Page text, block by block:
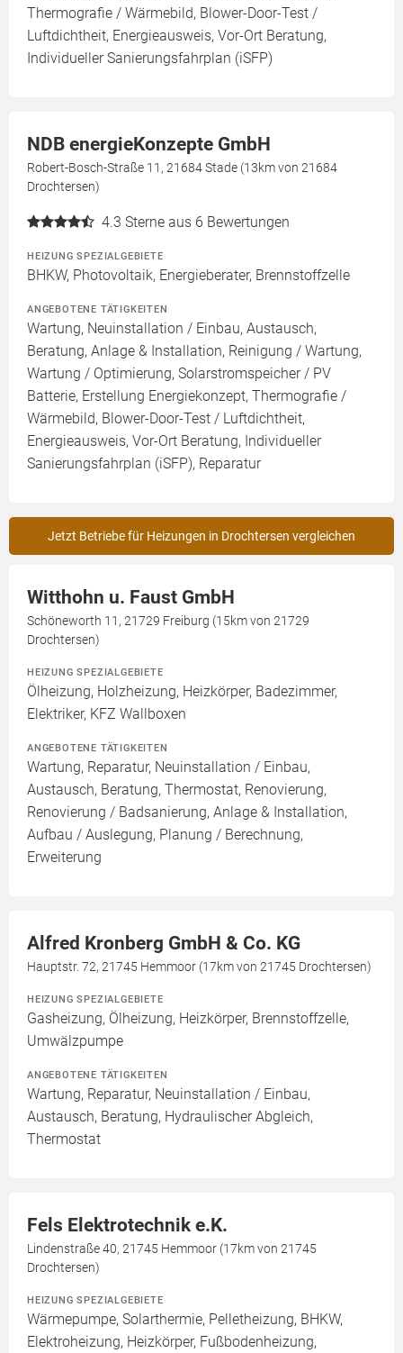
Thermografie / Wärmebild, Blower-Door-Test /
Luftdichtheit, Energieausweis, Vor-Ort Beratung,
Individueller Sanierungsfahrplan (iSFP)
NDB energieKonzepte GmbH
Robert-Bosch-Straße 11, 21684 Stade (13km von 21684
Drochtersen)
4.3 Sterne aus 6 Bewertungen
HEIZUNG SPEZIALGEBIETE
BHKW, Photovoltaik, Energieberater, Brennstoffzelle
ANGEBOTENE TÄTIGKEITEN
Wartung, Neuinstallation / Einbau, Austausch,
Beratung, Anlage & Installation, Reinigung / Wartung,
Wartung / Optimierung, Solarstromspeicher / PV
Batterie, Erstellung Energiekonzept, Thermografie /
Wärmebild, Blower-Door-Test / Luftdichtheit,
Energieausweis, Vor-Ort Beratung, Individueller
Sanierungsfahrplan (iSFP), Reparatur
Jetzt Betriebe für Heizungen in Drochtersen vergleichen
Witthohn u. Faust GmbH
Schöneworth 11, 21729 Freiburg (15km von 21729
Drochtersen)
HEIZUNG SPEZIALGEBIETE
Ölheizung, Holzheizung, Heizkörper, Badezimmer,
Elektriker, KFZ Wallboxen
ANGEBOTENE TÄTIGKEITEN
Wartung, Reparatur, Neuinstallation / Einbau,
Austausch, Beratung, Thermostat, Renovierung,
Renovierung / Badsanierung, Anlage & Installation,
Aufbau / Auslegung, Planung / Berechnung,
Erweiterung
Alfred Kronberg GmbH & Co. KG
Hauptstr. 72, 21745 Hemmoor (17km von 21745 Drochtersen)
HEIZUNG SPEZIALGEBIETE
Gasheizung, Ölheizung, Heizkörper, Brennstoffzelle,
Umwälzpumpe
ANGEBOTENE TÄTIGKEITEN
Wartung, Reparatur, Neuinstallation / Einbau,
Austausch, Beratung, Hydraulischer Abgleich,
Thermostat
Fels Elektrotechnik e.K.
Lindenstraße 40, 21745 Hemmoor (17km von 21745
Drochtersen)
HEIZUNG SPEZIALGEBIETE
Wärmepumpe, Solarthermie, Pelletheizung, BHKW,
Elektroheizung, Heizkörper, Fußbodenheizung,